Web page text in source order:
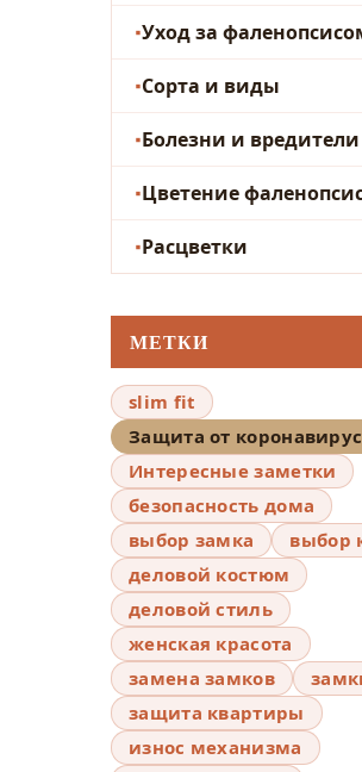
Уход за
Сорта и виды
Болезни и вредители
Цветение
Расцветки
МЕТКИ
slim fit
Защита от
Интересные заметки
безопасность дома
выбор замка
выбор
деловой костюм
деловой стиль
женская красота
замена замков
защита квартиры
износ механизма